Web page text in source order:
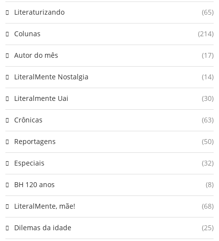
Literaturizando (65)
Colunas (214)
Autor do mês (17)
LiteralMente Nostalgia (14)
Literalmente Uai (30)
Crônicas (63)
Reportagens (50)
Especiais (32)
BH 120 anos (8)
LiteralMente, mãe! (68)
Dilemas da idade (25)